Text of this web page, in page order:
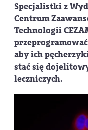
Specjalistki z
Centrum
Technologii
aby ich
stać się
leczniczych.